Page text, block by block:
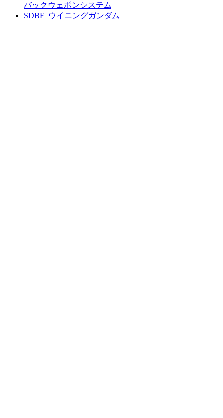
バックウェポンシステム
SDBF_ウイニングガンダム